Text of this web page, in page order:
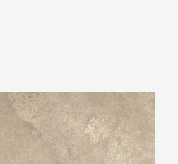
Harmony Cream